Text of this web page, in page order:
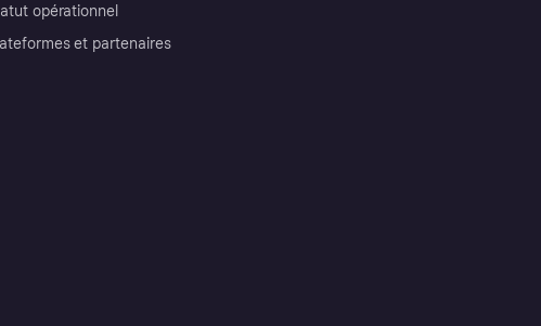
opérationnel
et partenaires